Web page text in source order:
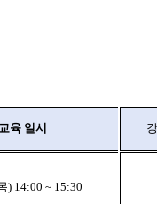
교육 일시
) 14:00 ~ 15:30